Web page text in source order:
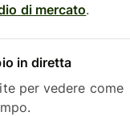
di mercato.
in diretta
per vedere come